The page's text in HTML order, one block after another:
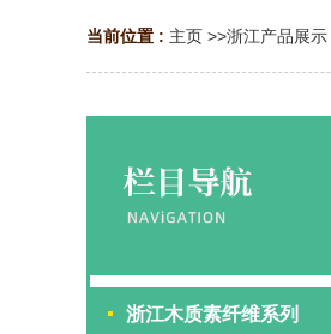
当前位置 : 主页 >>浙江产品展示
浙江木质素纤维系列